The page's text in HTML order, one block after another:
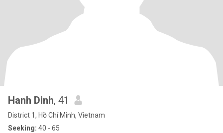
Hanh Dinh, 41
District 1, Hồ Chí Minh, Vietnam
Seeking: 40 - 65